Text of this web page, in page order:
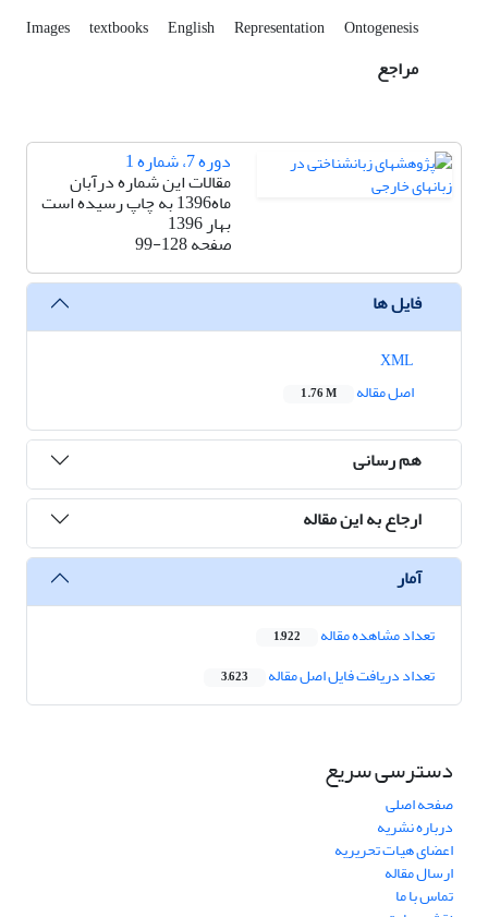
Images textbooks English Representation Ontogenesis
مراجع
دوره 7، شماره 1
مقالات این شماره درآبان
ماه1396 به چاپ رسیده است
بهار 1396
صفحه99-128
فایل ها
اصل مقاله
1.76 M
هم رسانی
ارجاع به این مقاله
آمار
تعداد مشاهده مقاله 1,922
تعداد دریافت فایل اصل مقاله 3,623
دسترسی سریع
صفحه اصلی
درباره نشریه
اعضای هیات تحریریه
ارسال مقاله
تماس با ما